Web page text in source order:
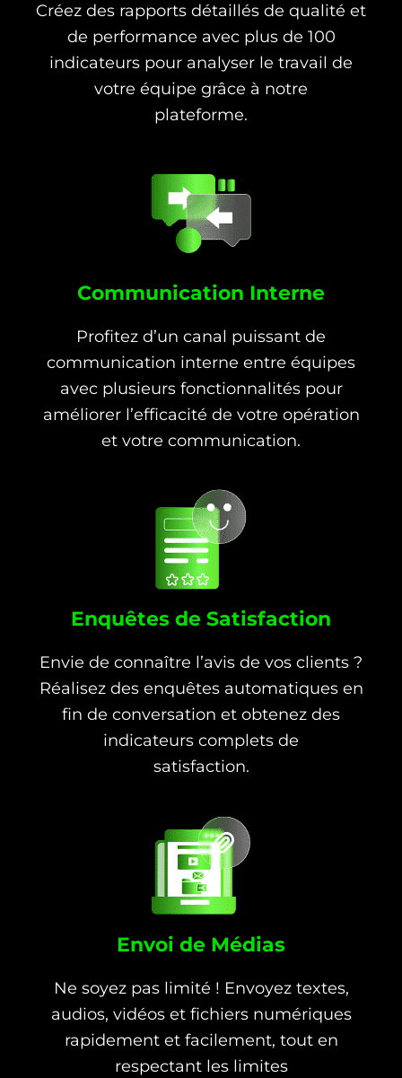
Créez des rapports détaillés de qualité et
de performance avec plus de 100
indicateurs pour analyser le travail de
votre équipe grâce à notre
plateforme.
Communication Interne
Profitez d’un canal puissant de
communication interne entre équipes
avec plusieurs fonctionnalités pour
améliorer l’efficacité de votre opération
et votre communication.
Enquêtes de Satisfaction
Envie de connaître l’avis de vos clients ?
Réalisez des enquêtes automatiques en
fin de conversation et obtenez des
indicateurs complets de
satisfaction.
Envoi de Médias
Ne soyez pas limité ! Envoyez textes,
audios, vidéos et fichiers numériques
rapidement et facilement, tout en
respectant les limites